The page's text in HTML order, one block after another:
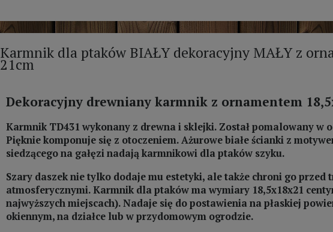
Karmnik dla ptaków BIAŁY dekoracyjny MAŁY z
21cm
Dekoracyjny drewniany karmnik z ornamentem
Karmnik TD431 wykonany z drewna i sklejki. Został pomalowany w
Pięknie komponuje się z otoczeniem. Ażurowe białe ścianki z
siedzącego na gałęzi nadają karmnikowi dla ptaków szyku.
Szary daszek nie tylko dodaje mu estetyki, ale także chroni go
atmosferycznymi. Karmnik dla ptaków ma wymiary 18,5x18x21
najwyższych miejscach). Nadaje się do postawienia na płaskiej
okiennym, na działce lub w przydomowym ogrodzie.